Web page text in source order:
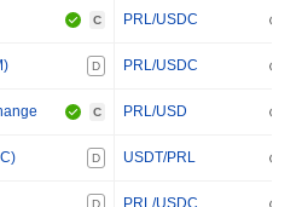
C PRL/USDC
D PRL/USDC
C PRL/USD
D USDT/PRL
D PRL/USDC